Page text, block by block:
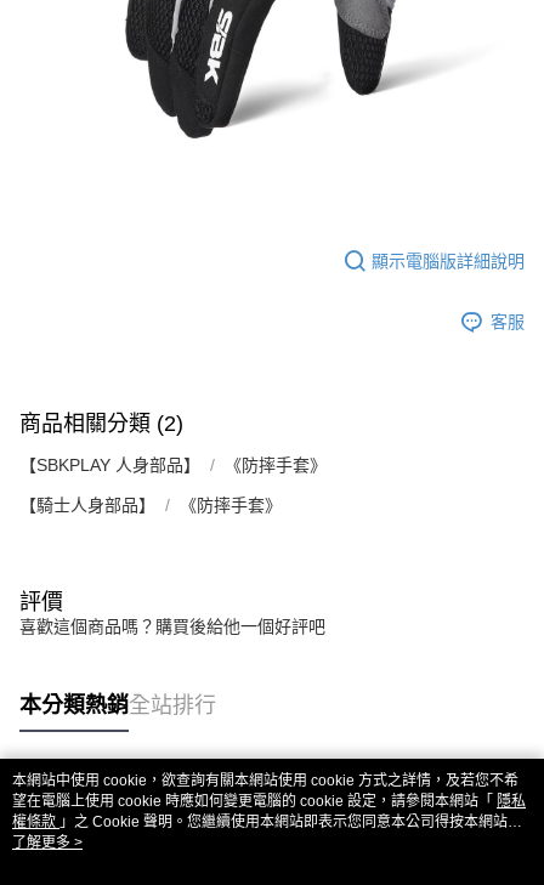
顯示電腦版詳細說明
客服
商品相關分類 (2)
【SBKPLAY 人身部品】 《防摔手套》
【騎士人身部品】 《防摔手套》
評價
喜歡這個商品嗎？購買後給他一個好評吧
本分類熱銷全站排行
熱門標籤
本網站中使用 cookie，欲查詢有關本網站使用 cookie 方式之詳情，及若您不希
望在電腦上使用 cookie 時應如何變更電腦的 cookie 設定，請參閱本網站「 隱私
權條款 」之 Cookie 聲明。您繼續使用本網站即表示您同意本公司得按本網站使
用條款之 Cookie 聲明使用 cookie。
了解更多 >